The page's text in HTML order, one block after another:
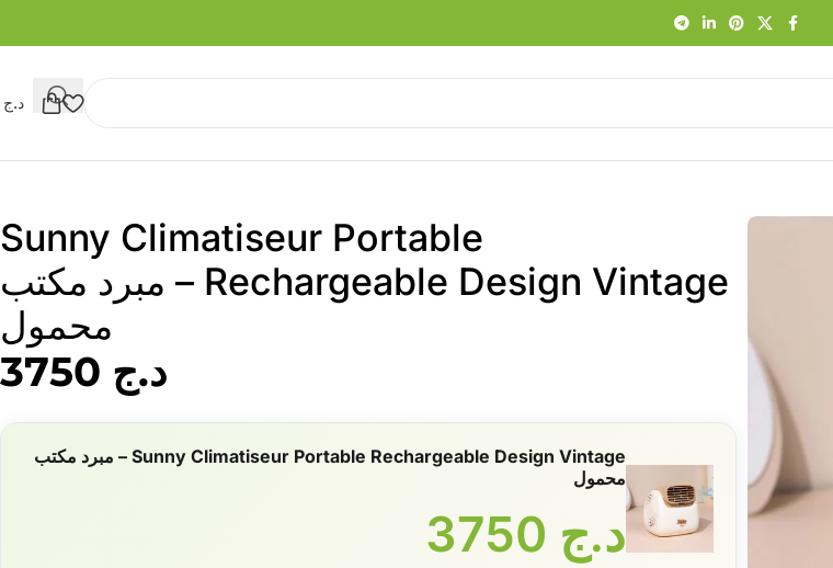
د.ج
Sunny Climatiseur Portable
Rechargeable Design Vintage – مبرد مكتب
محمول
د.ج
Sunny Climatiseur Portable Rechargeable Design Vintage – مبرد مكتب
محمول
د.ج